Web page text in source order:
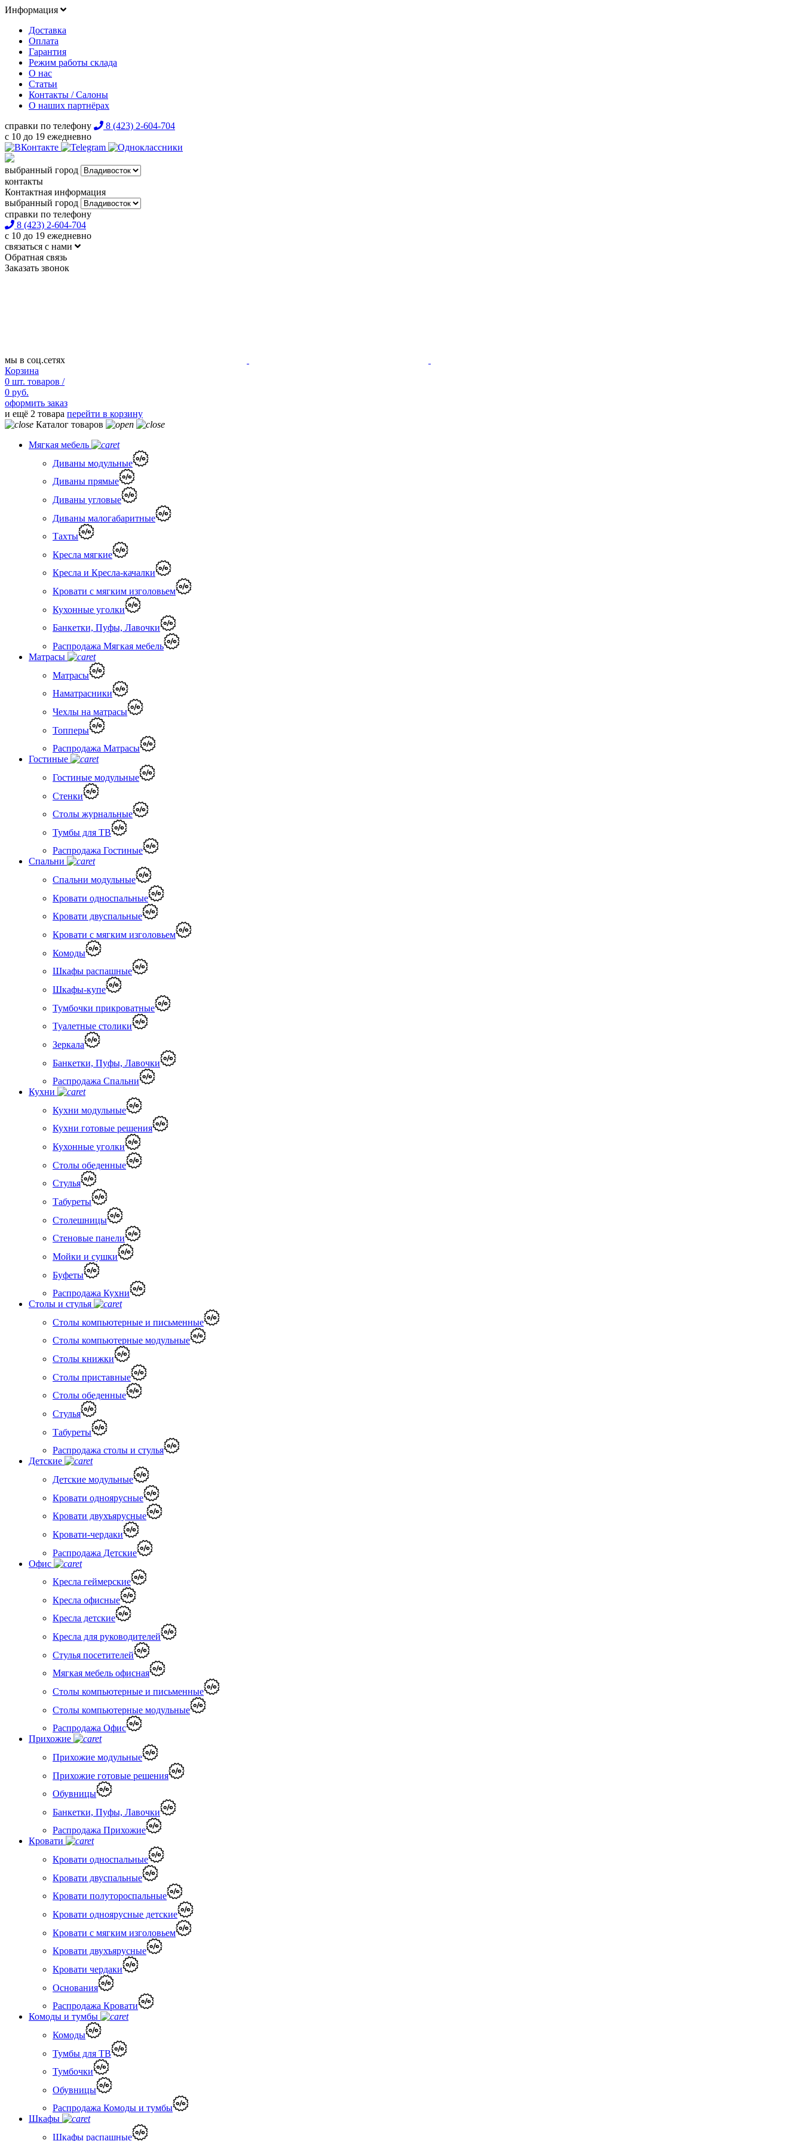
Информация
Доставка
Оплата
Гарантия
Режим работы склада
О нас
Статьи
Контакты / Салоны
О наших партнёрах
справки по телефону
8 (423) 2-604-704
с 10 до 19 ежедневно
выбранный город
контакты
Контактная информация
выбранный город
справки по телефону
8 (423) 2-604-704
с 10 до 19 ежедневно
связаться с нами
Обратная связь
Заказать звонок
мы в соц.сетях
Корзина
0 шт. товаров /
0 руб.
оформить заказ
и ещё 2 товара перейти в корзину
Каталог товаров
Мягкая мебель
Диваны модульные
Диваны прямые
Диваны угловые
Диваны малогабаритные
Тахты
Кресла мягкие
Кресла и Кресла-качалки
Кровати с мягким изголовьем
Кухонные уголки
Банкетки, Пуфы, Лавочки
Распродажа Мягкая мебель
Матрасы
Матрасы
Наматрасники
Чехлы на матрасы
Топперы
Распродажа Матрасы
Гостиные
Гостиные модульные
Стенки
Столы журнальные
Тумбы для ТВ
Распродажа Гостиные
Спальни
Спальни модульные
Кровати односпальные
Кровати двуспальные
Кровати с мягким изголовьем
Комоды
Шкафы распашные
Шкафы-купе
Тумбочки прикроватные
Туалетные столики
Зеркала
Банкетки, Пуфы, Лавочки
Распродажа Спальни
Кухни
Кухни модульные
Кухни готовые решения
Кухонные уголки
Столы обеденные
Стулья
Табуреты
Столешницы
Стеновые панели
Мойки и сушки
Буфеты
Распродажа Кухни
Столы и стулья
Столы компьютерные и письменные
Столы компьютерные модульные
Столы книжки
Столы приставные
Столы обеденные
Стулья
Табуреты
Распродажа столы и стулья
Детские
Детские модульные
Кровати одноярусные
Кровати двухъярусные
Кровати-чердаки
Распродажа Детские
Офис
Кресла геймерские
Кресла офисные
Кресла детские
Кресла для руководителей
Стулья посетителей
Мягкая мебель офисная
Столы компьютерные и письменные
Столы компьютерные модульные
Распродажа Офис
Прихожие
Прихожие модульные
Прихожие готовые решения
Обувницы
Банкетки, Пуфы, Лавочки
Распродажа Прихожие
Кровати
Кровати односпальные
Кровати двуспальные
Кровати полутороспальные
Кровати одноярусные детские
Кровати с мягким изголовьем
Кровати двухъярусные
Кровати чердаки
Основания
Распродажа Кровати
Комоды и тумбы
Комоды
Тумбы для ТВ
Тумбочки
Обувницы
Распродажа Комоды и тумбы
Шкафы
Шкафы распашные